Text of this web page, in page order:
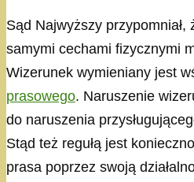
Sąd Najwyższy
samymi cechami fizycznymi
Wizerunek wymieniany jest
prasowego. Naruszenie
do naruszenia
Stąd też regułą jest
prasa poprzez swoją